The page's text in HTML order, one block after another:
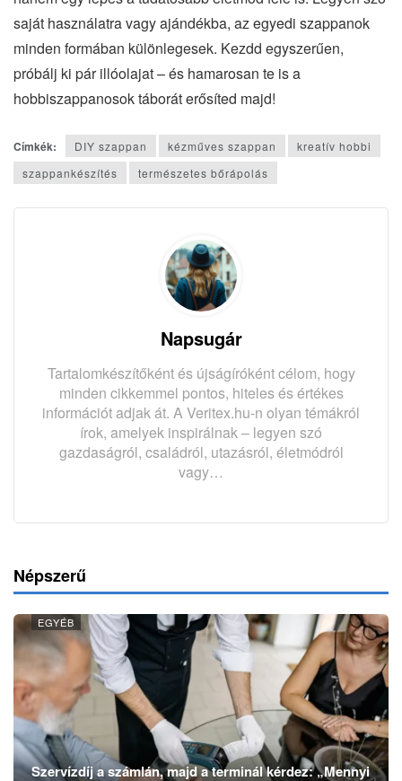
saját használatra vagy ajándékba, az egyedi szappanok
minden formában különlegesek. Kezdd egyszerűen,
próbálj ki pár illóolajat – és hamarosan te is a
hobbiszappanosok táborát erősíted majd!
Címkék: DIY szappan kézműves szappan
kreatív hobbi
szappankészítés
természetes bőrápolás
Napsugár
Tartalomkészítőként és újságíróként célom, hogy
minden cikkemmel pontos, hiteles és értékes
információt adjak át. A Veritex.hu-n olyan témákról
írok, amelyek inspirálnak – legyen szó
gazdaságról, családról, utazásról, életmódról
vagy…
Népszerű
EGYÉB
Szervízdíj a számlán, majd a terminál kérdez: „Mennyi